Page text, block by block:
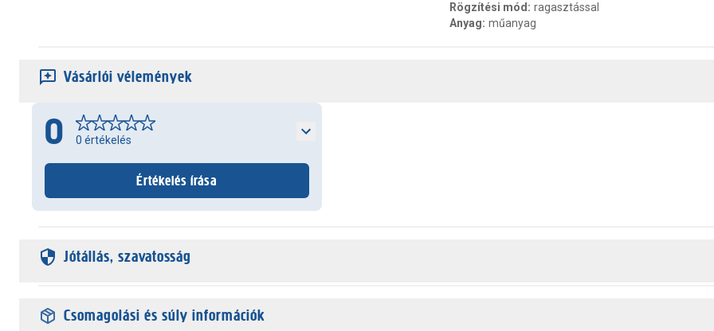
Rögzítési mód : ragasztással
Anyag: műanyag
Vásárlói vélemények
0 0 értékelés
Értékelés írása
Jótállás, szavatosság
Csomagolási és súly információk